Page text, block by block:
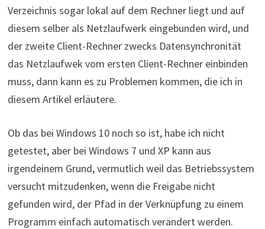
Verzeichnis sogar lokal auf dem Rechner liegt und auf
diesem selber als Netzlaufwerk eingebunden wird, und
der zweite Client-Rechner zwecks Datensynchronität
das Netzlaufwek vom ersten Client-Rechner einbinden
muss, dann kann es zu Problemen kommen, die ich in
diesem Artikel erläutere.
Ob das bei Windows 10 noch so ist, habe ich nicht
getestet, aber bei Windows 7 und XP kann aus
irgendeinem Grund, vermutlich weil das Betriebssystem
versucht mitzudenken, wenn die Freigabe nicht
gefunden wird, der Pfad in der Verknüpfung zu einem
Programm einfach automatisch verändert werden.